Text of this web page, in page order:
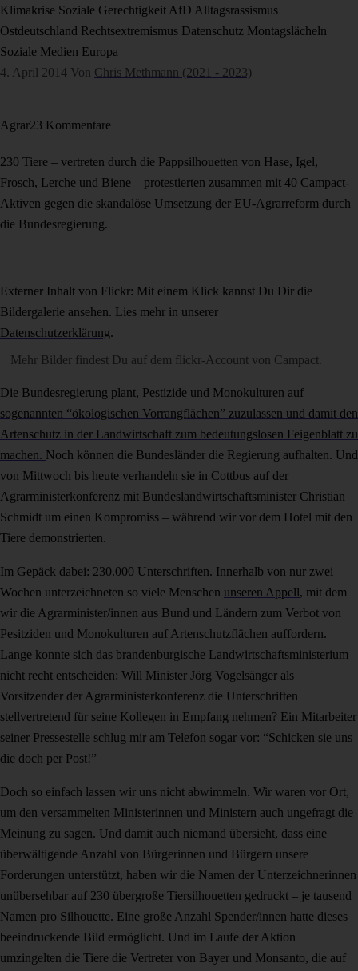
Klimakrise Soziale Gerechtigkeit AfD Alltagsrassismus
Ostdeutschland Rechtsextremismus Datenschutz Montagslächeln
Soziale Medien Europa
4. April 2014 Von Chris Methmann (2021 - 2023)
Agrar23 Kommentare
230 Tiere – vertreten durch die Pappsilhouetten von Hase, Igel,
Frosch, Lerche und Biene – protestierten zusammen mit 40 Campact-
Aktiven gegen die skandalöse Umsetzung der EU-Agrarreform durch
die Bundesregierung.
Externer Inhalt von Flickr: Mit einem Klick kannst Du Dir die
Bildergalerie ansehen. Lies mehr in unserer
Datenschutzerklärung.
Mehr Bilder findest Du auf dem flickr-Account von Campact.
Die Bundesregierung plant, Pestizide und Monokulturen auf
sogenannten “ökologischen Vorrangflächen” zuzulassen und damit den
Artenschutz in der Landwirtschaft zum bedeutungslosen Feigenblatt zu
machen. Noch können die Bundesländer die Regierung aufhalten. Und
von Mittwoch bis heute verhandeln sie in Cottbus auf der
Agrarministerkonferenz mit Bundeslandwirtschaftsminister Christian
Schmidt um einen Kompromiss – während wir vor dem Hotel mit den
Tiere demonstrierten.
Im Gepäck dabei: 230.000 Unterschriften. Innerhalb von nur zwei
Wochen unterzeichneten so viele Menschen unseren Appell, mit dem
wir die Agrarminister/innen aus Bund und Ländern zum Verbot von
Pesitziden und Monokulturen auf Artenschutzflächen auffordern.
Lange konnte sich das brandenburgische Landwirtschaftsministerium
nicht recht entscheiden: Will Minister Jörg Vogelsänger als
Vorsitzender der Agrarministerkonferenz die Unterschriften
stellvertretend für seine Kollegen in Empfang nehmen? Ein Mitarbeiter
seiner Pressestelle schlug mir am Telefon sogar vor: “Schicken sie uns
die doch per Post!”
Doch so einfach lassen wir uns nicht abwimmeln. Wir waren vor Ort,
um den versammelten Ministerinnen und Ministern auch ungefragt die
Meinung zu sagen. Und damit auch niemand übersieht, dass eine
überwältigende Anzahl von Bürgerinnen und Bürgern unsere
Forderungen unterstützt, haben wir die Namen der Unterzeichnerinnen
unübersehbar auf 230 übergroße Tiersilhouetten gedruckt – je tausend
Namen pro Silhouette. Eine große Anzahl Spender/innen hatte dieses
beeindruckende Bild ermöglicht. Und im Laufe der Aktion
umzingelten die Tiere die Vertreter von Bayer und Monsanto, die auf